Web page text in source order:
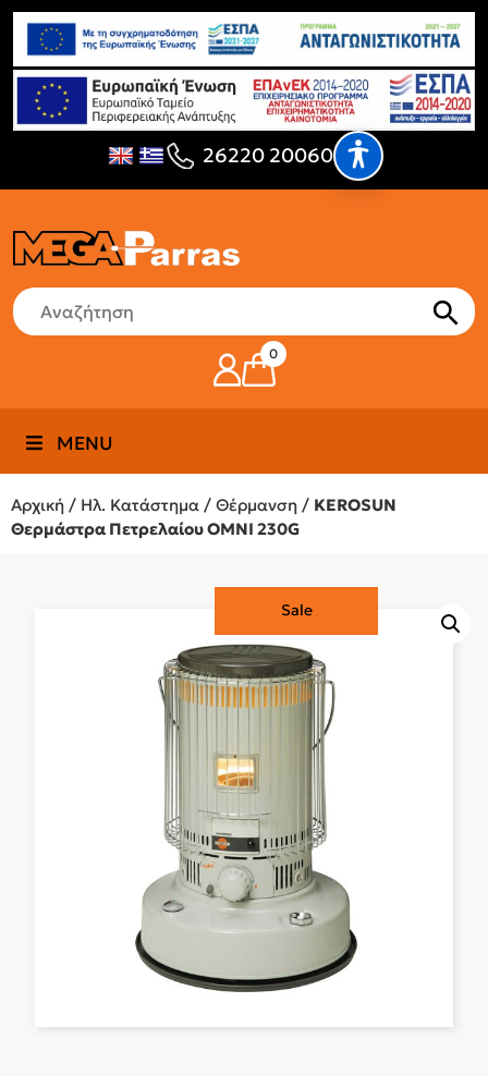
26220 20060
0
MENU
Αρχική / Ηλ. Κατάστημα / Θέρμανση / KEROSUN
Θερμάστρα Πετρελαίου OMNI 230G
Sale